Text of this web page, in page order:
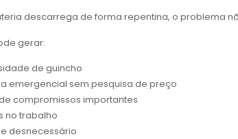
descarrega de forma repentina, o problema
gerar:
de guincho
emergencial sem pesquisa de preço
compromissos importantes
no trabalho
desnecessário